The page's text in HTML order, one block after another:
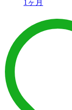
1ヶ月